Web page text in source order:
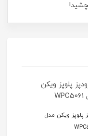
پلوپز ویکن مدل